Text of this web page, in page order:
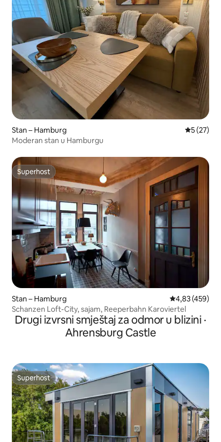
Stan – Hamburg Prosječna
5 (27)
Moderan stan u Hamburgu
Superhost
Superhost
Stan – Hamburg Prosječna
4,83 (459)
Schanzen Loft-City, sajam, Reeperbahn Karoviertel
Drugi izvrsni smještaj za odmor u blizini ·
Ahrensburg Castle
Superhost
Superhost